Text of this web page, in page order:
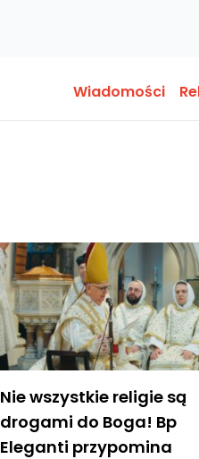
Wiadomości
Nie wszystkie religie są
drogami do Boga! Bp
Eleganti przypomina